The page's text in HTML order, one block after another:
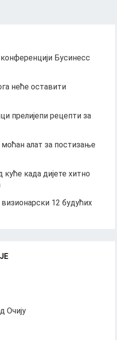
Бусинесс
неће оставити
прелијепи рецепти за
моћан алат за постизање
када дијете хитно
12 будућих
Очију